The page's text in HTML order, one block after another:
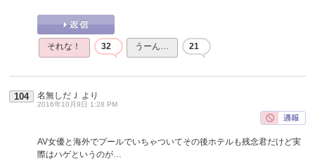
それな！ 32 うーん… 21
104 名無しだＪ より
2016年10月9日 1:28 PM
AV女優と海外でプールでいちゃついてその後ホテルも残念君だけど実
際はハゲというのが…